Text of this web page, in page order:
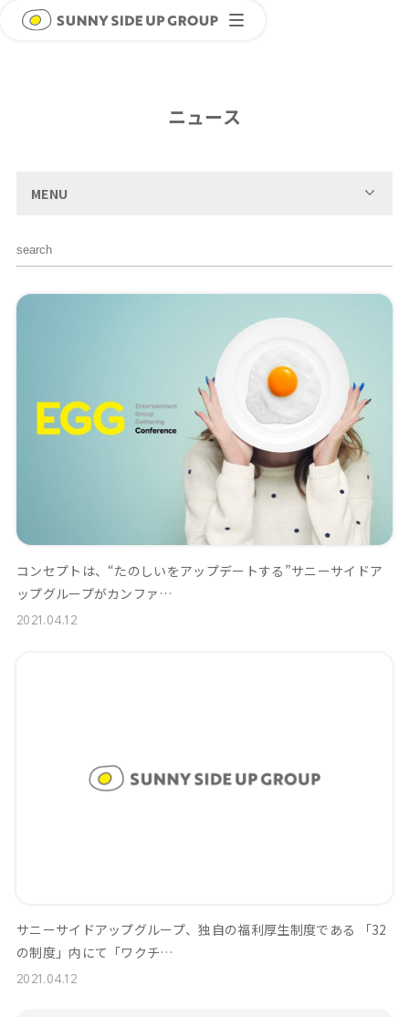
ニュース
MENU
コンセプトは、“たのしいをアップデートする”サニーサイドア
ップグループがカンファ…
2021.04.12
サニーサイドアップグループ、独自の福利厚生制度である 「32
の制度」内にて「ワクチ…
2021.04.12